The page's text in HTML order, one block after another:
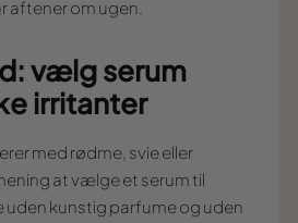
aftener om ugen.
vælg serum
irritanter
med rødme, svie eller
at vælge et serum til
uden kunstig parfume og uden